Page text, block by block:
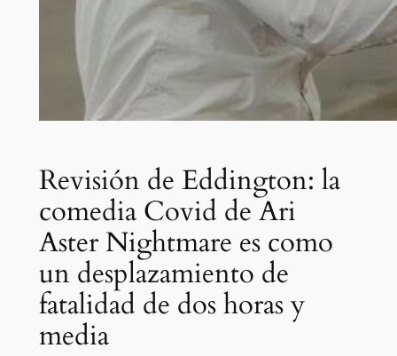
Revisión de Eddington: la
comedia Covid de Ari
Aster Nightmare es como
un desplazamiento de
fatalidad de dos horas y
media